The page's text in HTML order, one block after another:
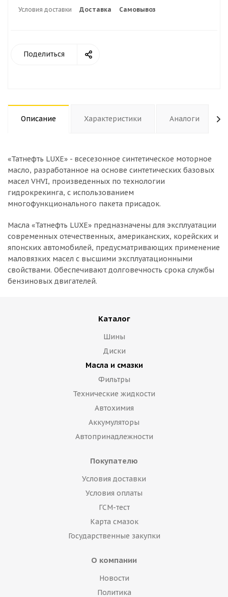
Условия доставки Доставка Самовывоз
Поделиться
Описание Характеристики Аналоги
«Татнефть LUXE» - всесезонное синтетическое моторное
масло, разработанное на основе синтетических базовых
масел VHVI, произведенных по технологии
гидрокрекинга, с использованием
многофункционального пакета присадок.
Масла «Татнефть LUXE» предназначены для эксплуатации
современных отечественных, американских, корейских и
японских автомобилей, предусматривающих применение
маловязких масел с высшими эксплуатационными
свойствами. Обеспечивают долговечность срока службы
бензиновых двигателей.
Каталог
Шины
Диски
Масла и смазки
Фильтры
Технические жидкости
Автохимия
Аккумуляторы
Автопринадлежности
Покупателю
Условия доставки
Условия оплаты
ГСМ-тест
Карта смазок
Государственные закупки
О компании
Новости
Политика